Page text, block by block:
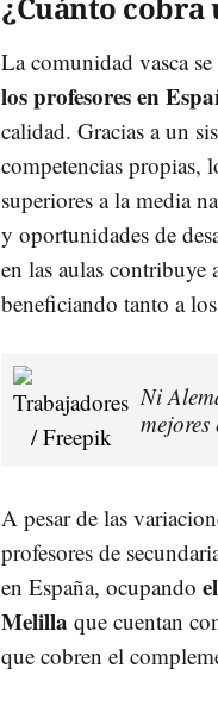
La comunidad vasca
los profesores en
calidad. Gracias a un
competencias propias,
superiores a la media
y oportunidades de
en las aulas contribuye
beneficiando tanto a
Ni
A pesar de las
profesores de
en España, ocupando
Melilla que cuentan
que cobren el